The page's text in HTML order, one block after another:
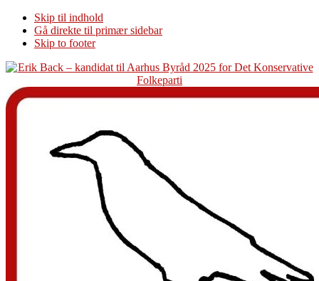
Skip til indhold
Gå direkte til primær sidebar
Skip to footer
Additional
menu